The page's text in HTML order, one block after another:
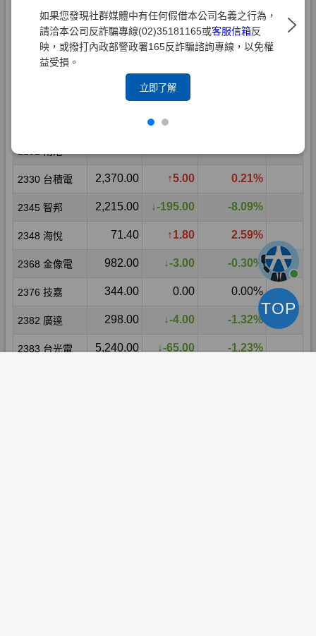
如果您發現社群媒體中有任何假借本公司名義之行為，
請洽本公司反詐騙專線(02)35181165或客服信箱反
映，或撥打內政部警政署165反詐騙諮詢專線，以免權
益受損。
立即了解
TOP